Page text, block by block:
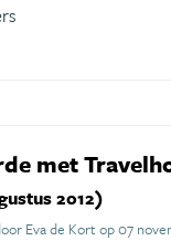
met
2012)
Eva de Kort op 07